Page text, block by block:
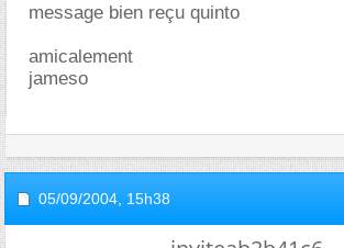
message bien reçu quinto
amicalement
jameso
05/09/2004, 15h38